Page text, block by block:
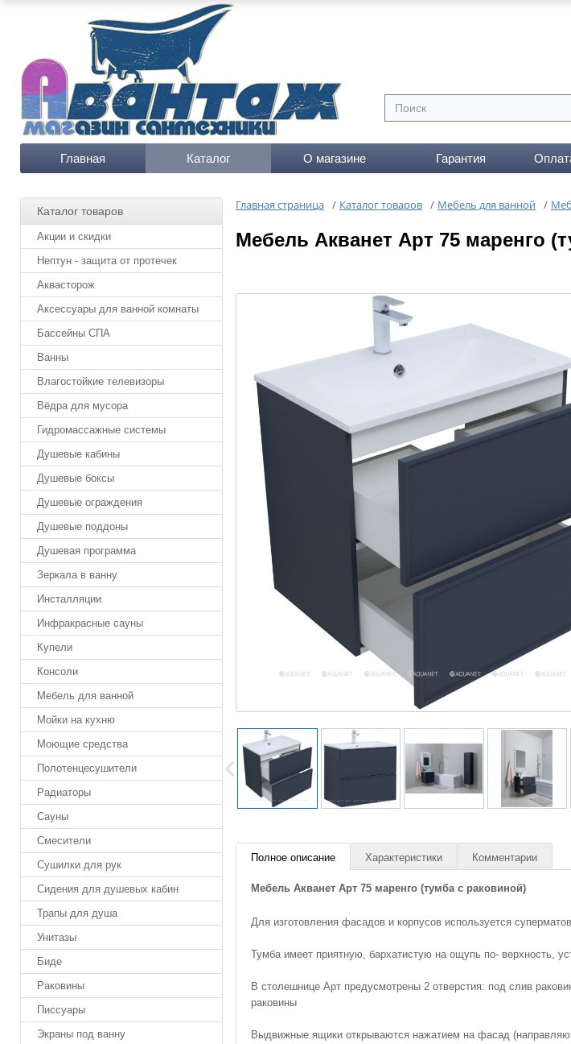
Главная Каталог О магазине Гарантия
Каталог товаров
Акции и скидки
Нептун - защита от протечек
Аквасторож
Аксессуары для ванной комнаты
Бассейны СПА
Ванны
Влагостойкие телевизоры
Вёдра для мусора
Гидромассажные системы
Душевые кабины
Душевые боксы
Душевые ограждения
Душевые поддоны
Душевая программа
Зеркала в ванну
Инсталляции
Инфракрасные сауны
Купели
Консоли
Мебель для ванной
Мойки на кухню
Моющие средства
Полотенцесушители
Радиаторы
Сауны
Смесители
Сушилки для рук
Сидения для душевых кабин
Трапы для душа
Унитазы
Биде
Раковины
Писсуары
Экраны под ванну
Главная страница / Каталог товаров / Мебель для ванной /
Мебель Акванет Арт 75 маренго
Полное описание Характеристики Комментарии
Мебель Акванет Арт 75 маренго (тумба с раковиной)
Для изготовления фасадов и корпусов используется
Тумба имеет приятную, бархатистую на ощупь по- верхность,
В столешнице Арт предусмотрены 2 отверстия: под слив
раковины
Выдвижные ящики открываются нажатием на фасад